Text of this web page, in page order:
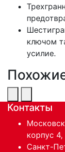
ключом
усилие.
Контакты
корпус 4,
Санкт-